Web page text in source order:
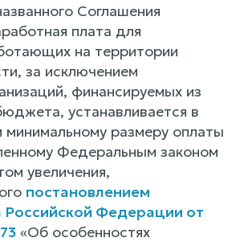
Соглашения
плата для
на территории
за исключением
финансируемых из
устанавливается в
минимальному размеру оплаты
Федеральным законом
увеличения,
постановлением
Российской Федерации от
«Об особенностях